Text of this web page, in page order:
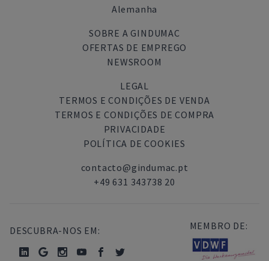
Alemanha
SOBRE A GINDUMAC
OFERTAS DE EMPREGO
NEWSROOM
LEGAL
TERMOS E CONDIÇÕES DE VENDA
TERMOS E CONDIÇÕES DE COMPRA
PRIVACIDADE
POLÍTICA DE COOKIES
contacto@gindumac.pt
+49 631 343738 20
DESCUBRA-NOS EM: MEMBRO DE: